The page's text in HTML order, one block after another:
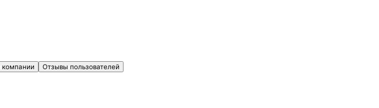
Отзывы пользователей